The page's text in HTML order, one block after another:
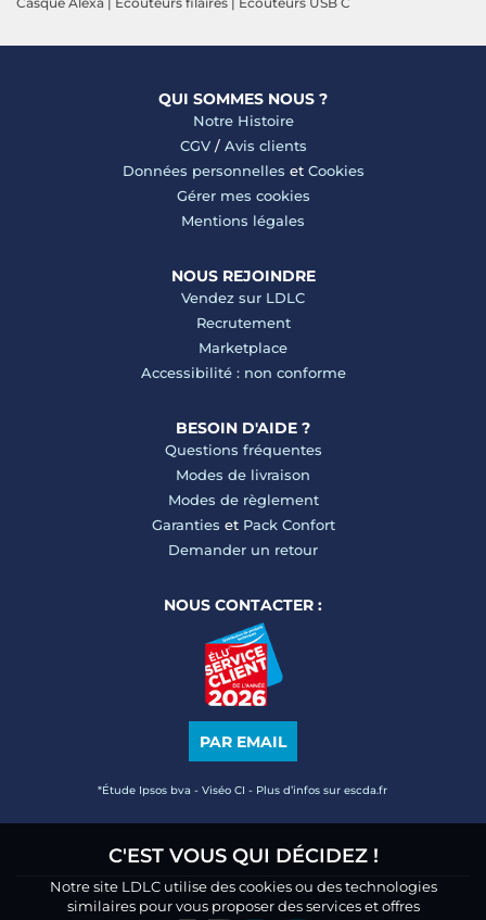
QUI SOMMES NOUS ?
Notre Histoire
CGV/ Avis clients
Données personnelles et Cookies
Gérer mes cookies
Mentions légales
NOUS REJOINDRE
Vendez sur LDLC
Recrutement
Marketplace
Accessibilité : non conforme
BESOIN D'AIDE ?
Questions fréquentes
Modes de livraison
Modes de règlement
Garanties et Pack Confort
Demander un retour
NOUS CONTACTER :
PAR EMAIL
*Étude Ipsos bva - Viséo CI - Plus d’infos sur escda.fr
C'EST VOUS QUI DÉCIDEZ !
Notre site LDLC utilise des cookies ou des technologies
similaires pour vous proposer des services et offres